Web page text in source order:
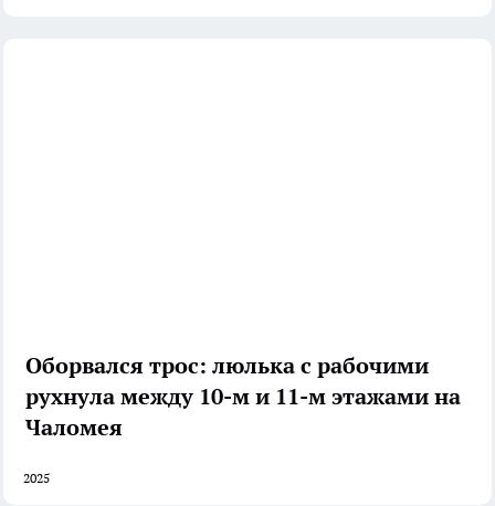
Оборвался трос: люлька с рабочими
рухнула между 10-м и 11-м этажами на
Чаломея
2025